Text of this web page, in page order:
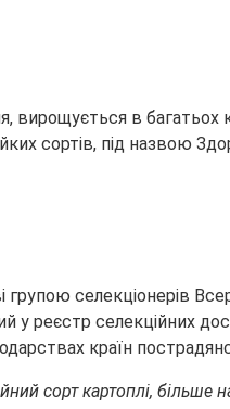
в багатьох
сортів, під назвою
селекціонерів
у реєстр селекційних
країн
сорт картоплі,